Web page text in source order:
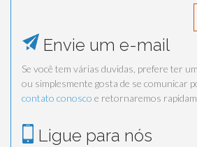
Envie um e-mail
Se você tem várias duvidas, prefere ter
ou simplesmente gosta de se comunicar
contato conosco e retornaremos
Ligue para nós